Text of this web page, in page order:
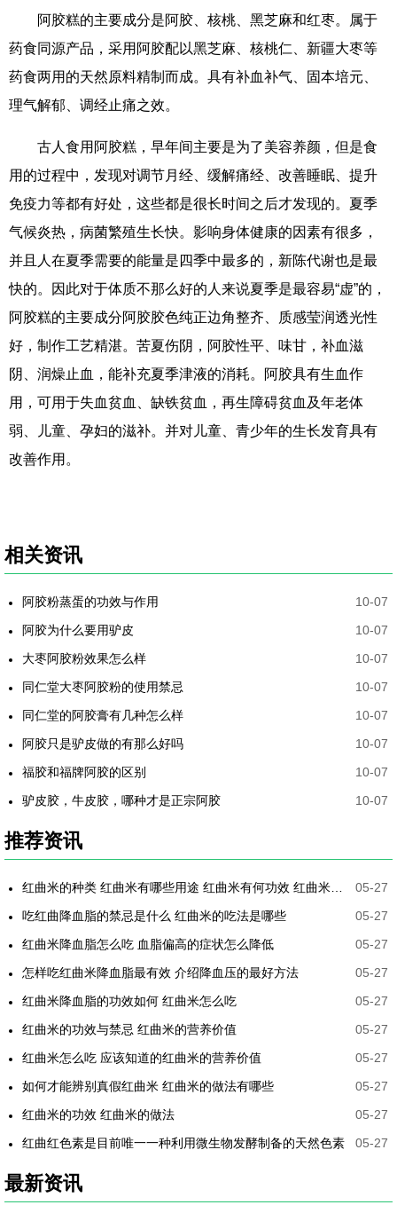
阿胶糕的主要成分是阿胶、核桃、黑芝麻和红枣。属于
药食同源产品，采用阿胶配以黑芝麻、核桃仁、新疆大枣等
药食两用的天然原料精制而成。具有补血补气、固本培元、
理气解郁、调经止痛之效。
古人食用阿胶糕，早年间主要是为了美容养颜，但是食
用的过程中，发现对调节月经、缓解痛经、改善睡眠、提升
免疫力等都有好处，这些都是很长时间之后才发现的。夏季
气候炎热，病菌繁殖生长快。影响身体健康的因素有很多，
并且人在夏季需要的能量是四季中最多的，新陈代谢也是最
快的。因此对于体质不那么好的人来说夏季是最容易“虚”的，
阿胶糕的主要成分阿胶胶色纯正边角整齐、质感莹润透光性
好，制作工艺精湛。苦夏伤阴，阿胶性平、味甘，补血滋
阴、润燥止血，能补充夏季津液的消耗。阿胶具有生血作
用，可用于失血贫血、缺铁贫血，再生障碍贫血及年老体
弱、儿童、孕妇的滋补。并对儿童、青少年的生长发育具有
改善作用。
相关资讯
阿胶粉蒸蛋的功效与作用
10-07
阿胶为什么要用驴皮
10-07
大枣阿胶粉效果怎么样
10-07
同仁堂大枣阿胶粉的使用禁忌
10-07
同仁堂的阿胶膏有几种怎么样
10-07
阿胶只是驴皮做的有那么好吗
10-07
福胶和福牌阿胶的区别
10-07
驴皮胶，牛皮胶，哪种才是正宗阿胶
10-07
推荐资讯
05-27
吃红曲降血脂的禁忌是什么 红曲米的吃法是哪些
05-27
红曲米降血脂怎么吃 血脂偏高的症状怎么降低
05-27
怎样吃红曲米降血脂最有效 介绍降血压的最好方法
05-27
红曲米降血脂的功效如何 红曲米怎么吃
05-27
红曲米的功效与禁忌 红曲米的营养价值
05-27
红曲米怎么吃 应该知道的红曲米的营养价值
05-27
如何才能辨别真假红曲米 红曲米的做法有哪些
05-27
红曲米的功效 红曲米的做法
05-27
红曲红色素是目前唯一一种利用微生物发酵制备的天然色素
05-27
最新资讯